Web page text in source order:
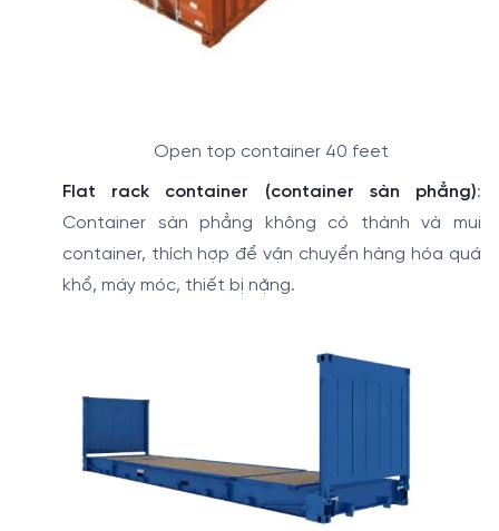
Open top container 40 feet
Flat rack container (container sàn phẳng):
Container sàn phẳng không có thành và mui
container, thích hợp để vận chuyển hàng hóa quá
khổ, máy móc, thiết bị nặng.